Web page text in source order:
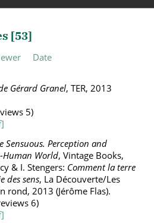
[53]
Date
Gérard Granel, TER, 2013
5)
Sensuous. Perception and
Human World, Vintage Books,
& I. Stengers: Comment la terre
des sens, La Découverte/Les
rond, 2013 (Jérôme Flas).
6)